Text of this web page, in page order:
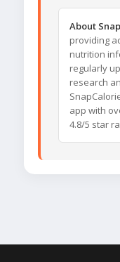
About
providing
nutrition
regularly
research
app with
4.8/5 star